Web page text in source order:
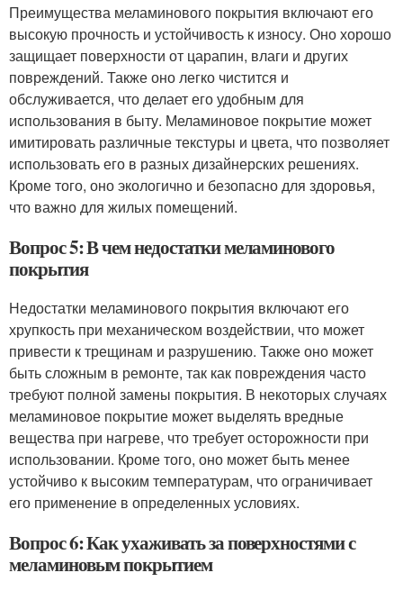
Преимущества меламинового покрытия включают его
высокую прочность и устойчивость к износу. Оно хорошо
защищает поверхности от царапин, влаги и других
повреждений. Также оно легко чистится и
обслуживается, что делает его удобным для
использования в быту. Меламиновое покрытие может
имитировать различные текстуры и цвета, что позволяет
использовать его в разных дизайнерских решениях.
Кроме того, оно экологично и безопасно для здоровья,
что важно для жилых помещений.
Вопрос 5: В чем недостатки меламинового
покрытия
Недостатки меламинового покрытия включают его
хрупкость при механическом воздействии, что может
привести к трещинам и разрушению. Также оно может
быть сложным в ремонте, так как повреждения часто
требуют полной замены покрытия. В некоторых случаях
меламиновое покрытие может выделять вредные
вещества при нагреве, что требует осторожности при
использовании. Кроме того, оно может быть менее
устойчиво к высоким температурам, что ограничивает
его применение в определенных условиях.
Вопрос 6: Как ухаживать за поверхностями с
меламиновым покрытием